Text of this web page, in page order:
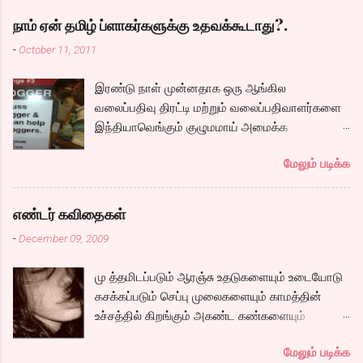
அழைக்கப்படும் கார்த்தி. இவர்களுடன் நம்முடய
ஆறு போல ஓடுகிறது படம். பெரியதாய் கதை ஏதும்
நகராவிட்டாலும், ரீமாவின் அதிரடி கேரக்டரும்,
ஆண்ட்ரியாவின் அமைதியான கேரக்டரும்,
கார்த்தியின் அடாவடி, தடாலடி வெட்டி பேச்சு க...
நாம் ஏன் தமிழ் ப்ளாகர்களுக்கு உதவக்கூடாது?.
- October 11, 2011
இரண்டு நாள் முன்னதாக ஒரு ஆங்கில
வலைப்பதிவு திரட்டி மற்றும் வலைப்பதிவாளர்களை
இந்தியாவெங்கும் குழுமமாய் அமைக்க
பதிவர் சந்திப்புக்கு ஏற்பாடு செய்திருந்தது.
இவர்கள் வருடா வருடம் நடத்துவதுதான். இம்முறை
நிறைய தமிழ் வலைப்பூக்கள் நடத்துபவர்களும்
கலந்து கொண்டோம்.
மேலும் படிக்க
எண்டர் கவிதைகள்
-December 09, 2009
மு த்தமிடப்படும் ஆரஞ்சு உதடுகளையும் உடையோடு
கசக்கப்படும் செப்பு முலைகளையும் காமத்தின்
உச்சத்தில் கிறங்கும் அகண்ட கண்களையும்
நீண்ட பயணமாய் வருடிச் செல்லும் பாம்புத்மேலும் படிக்க